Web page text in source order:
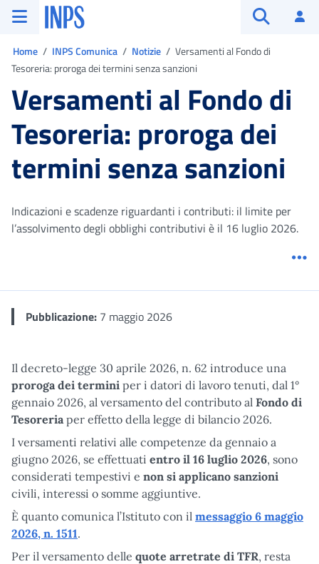
Vai al menu principale
Vai al contenuto principale
Vai al pie' di pagina
INPS ()
Home INPS Comunica Notizie
Versamenti al Fondo di
Tesoreria: proroga dei termini senza sanzioni
Versamenti al Fondo di
Tesoreria: proroga dei
termini senza sanzioni
Indicazioni e scadenze riguardanti i contributi: il limite per
l’assolvimento degli obblighi contributivi è il 16 luglio 2026.
Pubblicazione: 7 maggio 2026
Il decreto-legge 30 aprile 2026, n. 62 introduce una
proroga dei termini per i datori di lavoro tenuti, dal 1°
gennaio 2026, al versamento del contributo al Fondo di
Tesoreria per effetto della legge di bilancio 2026.
I versamenti relativi alle competenze da gennaio a
giugno 2026, se effettuati entro il 16 luglio 2026, sono
considerati tempestivi e non si applicano sanzioni
civili, interessi o somme aggiuntive.
È quanto comunica l’Istituto con il messaggio 6 maggio
2026, n. 1511.
Per il versamento delle quote arretrate di TFR, resta